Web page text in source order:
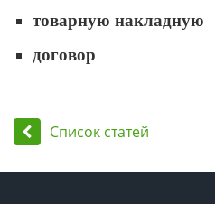
товарную накладную
договор
Список статей